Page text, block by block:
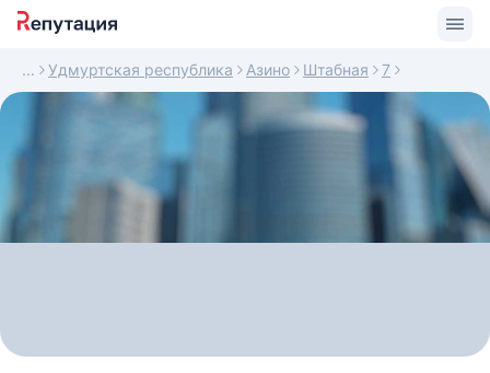
Удмуртская республика Азино Штабная 7